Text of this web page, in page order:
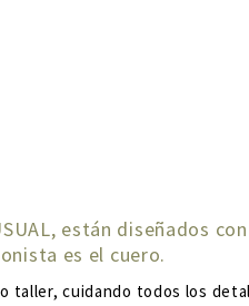
están diseñados
es el cuero.
taller, cuidando todos los